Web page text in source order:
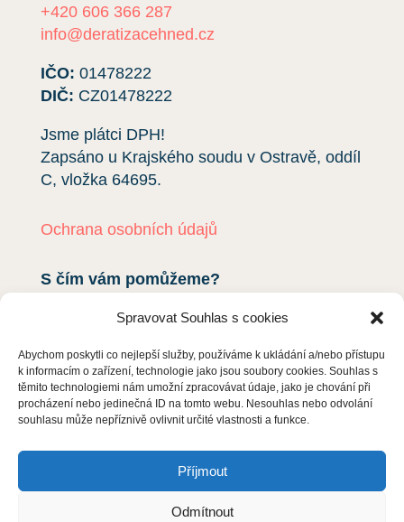
Spravovat Souhlas s cookies
Abychom poskytli co nejlepší služby, používáme k ukládání a/nebo přístupu
k informacím o zařízení, technologie jako jsou soubory cookies. Souhlas s
těmito technologiemi nám umožní zpracovávat údaje, jako je chování při
procházení nebo jedinečná ID na tomto webu. Nesouhlas nebo odvolání
souhlasu může nepříznivě ovlivnit určité vlastnosti a funkce.
Příjmout
Odmítnout
+420 606 366 287
info@deratizacehned.cz
IČO: 01478222
DIČ: CZ01478222
Jsme plátci DPH!
Zapsáno u Krajského soudu v Ostravě, oddíl
C, vložka 64695.
Ochrana osobních údajů
S čím vám pomůžeme?
Deratizace
Dezinsekce
Dezinfekce
Instalace sítí proti holubům